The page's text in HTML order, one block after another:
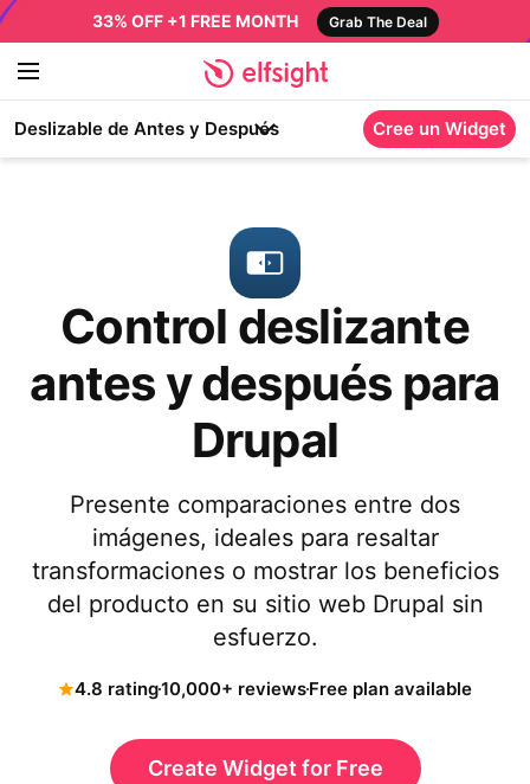
33% OFF +1 FREE MONTH Grab The Deal
Deslizable de Antes y Después Cree un Widget
Control deslizante
antes y después para
Drupal
Presente comparaciones entre dos
imágenes, ideales para resaltar
transformaciones o mostrar los beneficios
del producto en su sitio web Drupal sin
esfuerzo.
4.8 rating10,000+ reviewsFree plan available
Create Widget for Free